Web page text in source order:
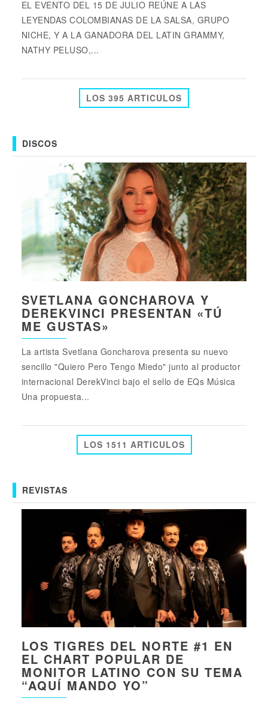
EL EVENTO DEL 15 DE JULIO REÚNE A LAS
LEYENDAS COLOMBIANAS DE LA SALSA, GRUPO
NICHE, Y A LA GANADORA DEL LATIN GRAMMY,
NATHY PELUSO,...
LOS 395 ARTICULOS
DISCOS
SVETLANA GONCHAROVA Y
DEREKVINCI PRESENTAN «TÚ
ME GUSTAS»
La artista Svetlana Goncharova presenta su nuevo
sencillo "Quiero Pero Tengo Miedo" junto al productor
internacional DerekVinci bajo el sello de EQs Música
Una propuesta...
LOS 1511 ARTICULOS
REVISTAS
LOS TIGRES DEL NORTE #1 EN
EL CHART POPULAR DE
MONITOR LATINO CON SU TEMA
“AQUÍ MANDO YO”